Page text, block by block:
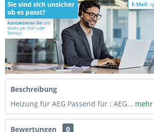
Beschreibung
Heizung für AEG Passend für : AEG... mehr
Bewertungen
0